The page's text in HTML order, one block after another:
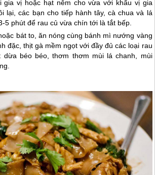
gia vị hoặc hạt nêm cho vừa với khẩu vị gia
lại, các bạn cho tiếp hành tây, cà chua và lá
5 phút để rau củ vừa chín tới là tắt bếp.
bát to, ăn nóng cùng bánh mì nướng vàng
đặc, thịt gà mềm ngọt với đầy đủ các loại rau
dừa béo béo, thơm thơm mùi lá chanh, mùi